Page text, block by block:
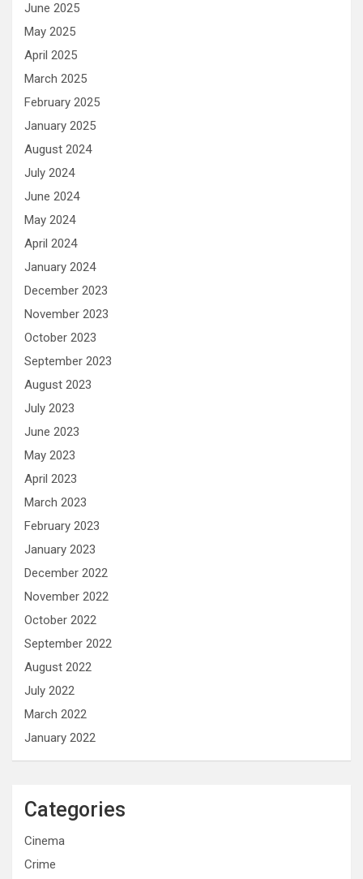
June 2025
May 2025
April 2025
March 2025
February 2025
January 2025
August 2024
July 2024
June 2024
May 2024
April 2024
January 2024
December 2023
November 2023
October 2023
September 2023
August 2023
July 2023
June 2023
May 2023
April 2023
March 2023
February 2023
January 2023
December 2022
November 2022
October 2022
September 2022
August 2022
July 2022
March 2022
January 2022
Categories
Cinema
Crime